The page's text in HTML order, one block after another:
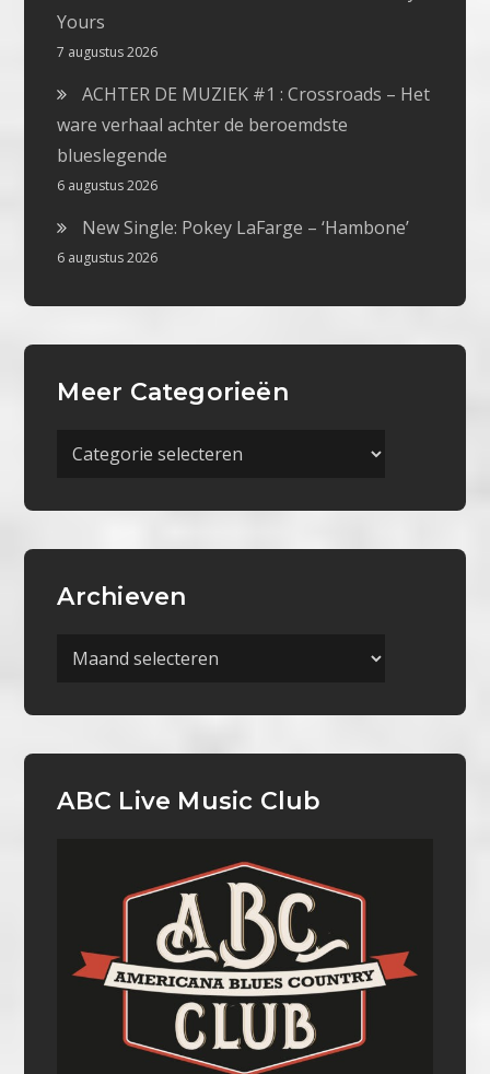
Yours
7 augustus 2026
ACHTER DE MUZIEK #1 : Crossroads – Het
ware verhaal achter de beroemdste
blueslegende
6 augustus 2026
New Single: Pokey LaFarge – ‘Hambone’
6 augustus 2026
Meer Categorieën
Meer
Archieven
Archieven
ABC Live Music Club